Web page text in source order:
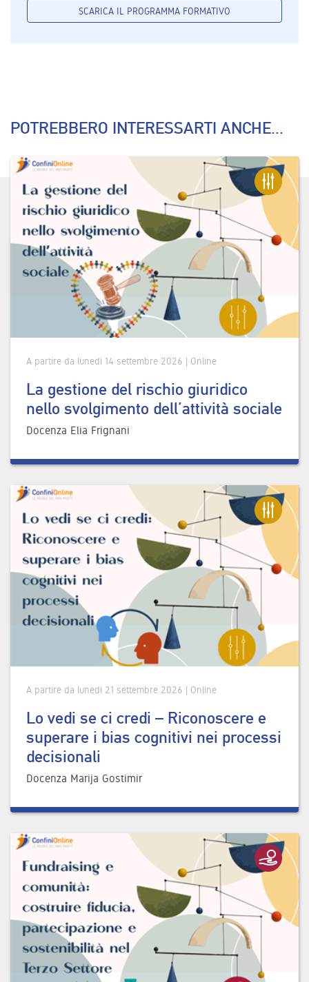
SCARICA IL PROGRAMMA FORMATIVO
POTREBBERO INTERESSARTI ANCHE...
A partire da lunedì 14 settembre 2026 | Online
La gestione del rischio giuridico
nello svolgimento dell’attività sociale
Docenza Elia Frignani
A partire da lunedì 21 settembre 2026 | Online
Lo vedi se ci credi – Riconoscere e
superare i bias cognitivi nei processi
decisionali
Docenza Marija Gostimir